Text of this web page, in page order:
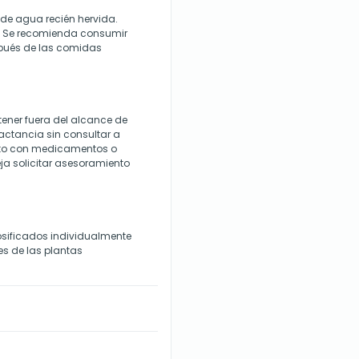
agua recién hervida.
recomienda consumir
de las comidas
fuera del alcance de
sin consultar a
con medicamentos o
solicitar asesoramiento
individualmente
de las plantas